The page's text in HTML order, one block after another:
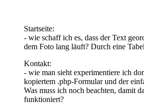
Startseite:
- wie schaff ich es, dass der Text
dem Foto lang läuft? Durch eine
Kontakt:
- wie man sieht experimentiere ich
kopiertem .php-Formular und der
Was muss ich noch beachten, damit
funktioniert?